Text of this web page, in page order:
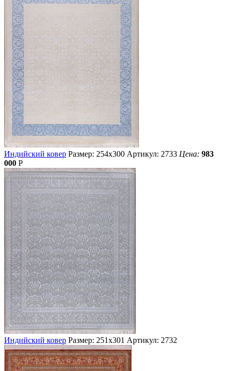
Индийский ковер Размер: 254х300 Артикул: 2733 Цена: 983
000 Р
Индийский ковер Размер: 251х301 Артикул: 2732